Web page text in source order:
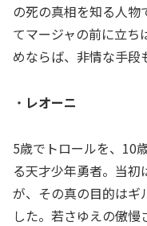
の死の真相を知る人物
てマージャの前に立ち
めならば、非情な手段
・ レオーニ
5歳でトロールを、10
る天才少年勇者。当
が、その真の目的はギ
した。若さゆえの傲